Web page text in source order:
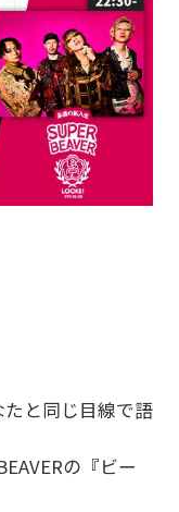
と同じ目線で語
の『ビー